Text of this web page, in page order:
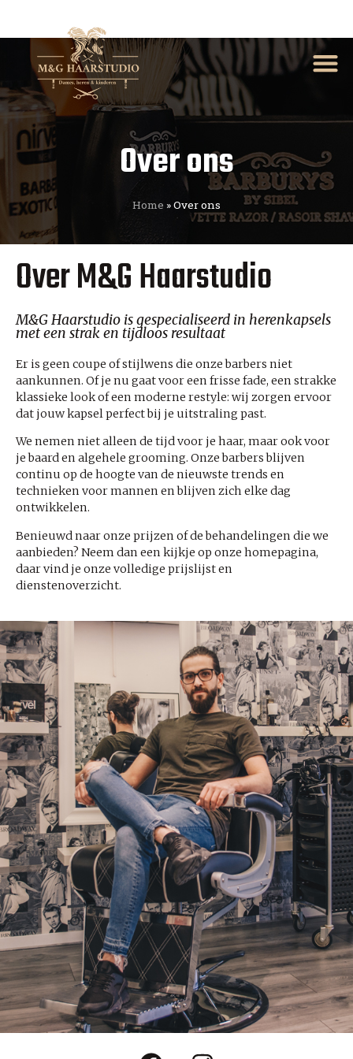
Over ons
Home »Over ons
Over M&G Haarstudio
M&G Haarstudio is gespecialiseerd in herenkapsels
met een strak en tijdloos resultaat
Er is geen coupe of stijlwens die onze barbers niet
aankunnen. Of je nu gaat voor een frisse fade, een strakke
klassieke look of een moderne restyle: wij zorgen ervoor
dat jouw kapsel perfect bij je uitstraling past.
We nemen niet alleen de tijd voor je haar, maar ook voor
je baard en algehele grooming. Onze barbers blijven
continu op de hoogte van de nieuwste trends en
technieken voor mannen en blijven zich elke dag
ontwikkelen.
Benieuwd naar onze prijzen of de behandelingen die we
aanbieden? Neem dan een kijkje op onze homepagina,
daar vind je onze volledige prijslijst en
dienstenoverzicht.